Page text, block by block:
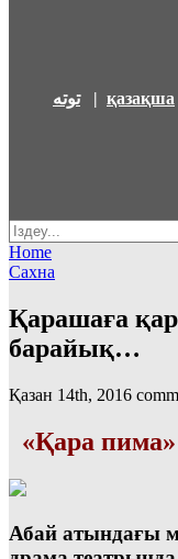
توتە| қазақша
Home
Сахна
Қарашаға
барайық…
Қазан 14th, 2016
«Қара
Абай атындағы